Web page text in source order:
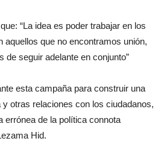
“La idea es poder trabajar en los
aquellos que no encontramos unión,
de seguir adelante en conjunto”
esta campaña para construir una
otras relaciones con los ciudadanos,
errónea de la política connota
Hid.